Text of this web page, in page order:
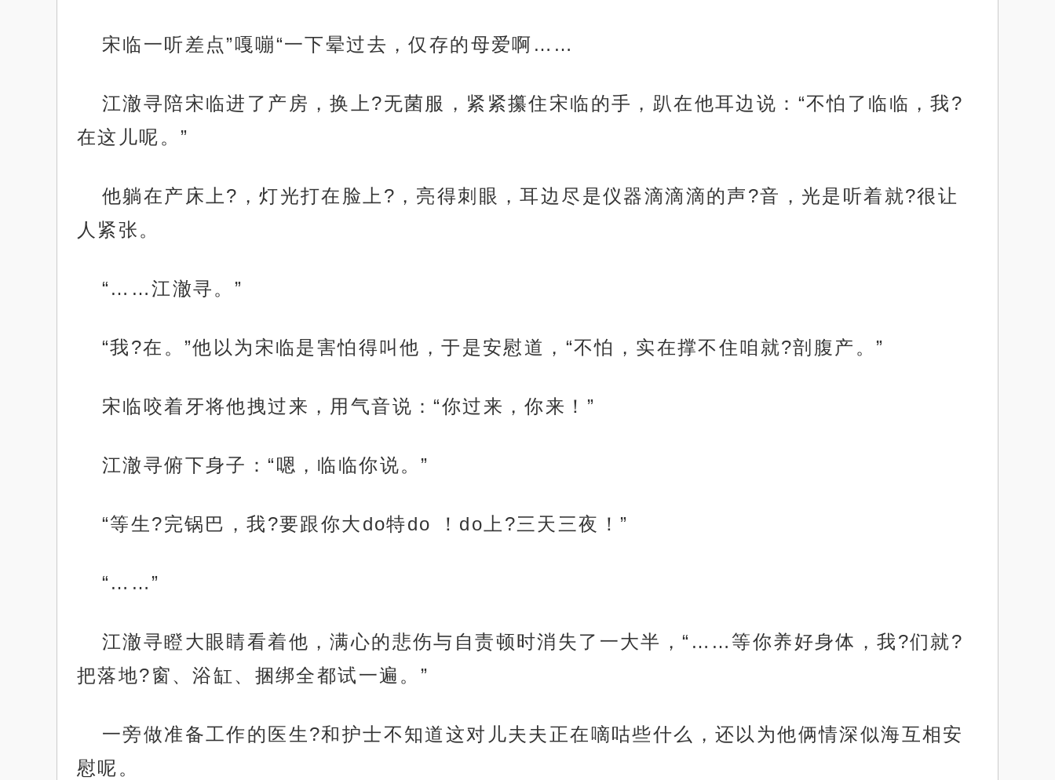
宋临一听差点”嘎嘣“一下晕过去，仅存的母爱啊……
江澈寻陪宋临进了产房，换上?无菌服，紧紧攥住宋临的手，趴在他耳边说：“不怕了临临，我?
在这儿呢。”
他躺在产床上?，灯光打在脸上?，亮得刺眼，耳边尽是仪器滴滴滴的声?音，光是听着就?很让
人紧张。
“……江澈寻。”
“我?在。”他以为宋临是害怕得叫他，于是安慰道，“不怕，实在撑不住咱就?剖腹产。”
宋临咬着牙将他拽过来，用气音说：“你过来，你来！”
江澈寻俯下身子：“嗯，临临你说。”
“等生?完锅巴，我?要跟你大do特do ！do上?三天三夜！”
“……”
江澈寻瞪大眼睛看着他，满心的悲伤与自责顿时消失了一大半，“……等你养好身体，我?们就?
把落地?窗、浴缸、捆绑全都试一遍。”
一旁做准备工作的医生?和护士不知道这对儿夫夫正在嘀咕些什么，还以为他俩情深似海互相安
慰呢。